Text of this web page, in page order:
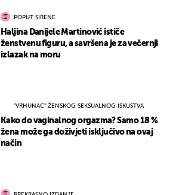
POPUT SIRENE
Haljina Danijele Martinović ističe
ženstvenu figuru, a savršena je za večernji
izlazak na moru
"VRHUNAC" ŽENSKOG SEKSUALNOG ISKUSTVA
Kako do vaginalnog orgazma? Samo 18 %
žena može ga doživjeti isključivo na ovaj
način